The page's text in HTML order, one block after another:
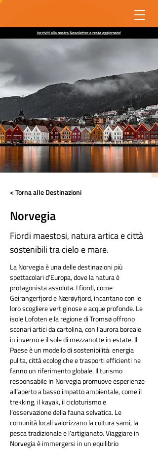
Iscriviti alla nostra Newsletter e resta aggiornato!
< Torna alle Destinazioni
Norvegia
Fiordi maestosi, natura artica e città
sostenibili tra cielo e mare.
La Norvegia è una delle destinazioni più
spettacolari d’Europa, dove la natura è
protagonista assoluta. I fiordi, come
Geirangerfjord e Nærøyfjord, incantano con le
loro scogliere vertiginose e acque profonde. Le
isole Lofoten e la regione di Tromsø offrono
scenari artici da cartolina, con l’aurora boreale
in inverno e il sole di mezzanotte in estate. Il
Paese è un modello di sostenibilità: energia
pulita, città ecologiche e trasporti efficienti ne
fanno un riferimento globale. Il turismo
responsabile in Norvegia promuove esperienze
all’aperto a basso impatto ambientale, come il
trekking, il kayak, il cicloturismo e
l’osservazione della fauna selvatica. Le
comunità locali valorizzano la cultura sami, la
pesca tradizionale e l’artigianato. Viaggiare in
Norvegia è immergersi in un equilibrio